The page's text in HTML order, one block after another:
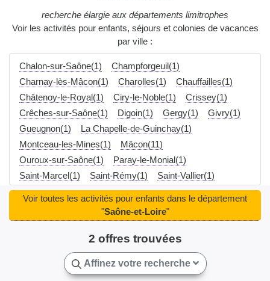
recherche élargie aux départements limitrophes
Voir les activités pour enfants, séjours et colonies de vacances
par ville :
Chalon-sur-Saône(1)
Champforgeuil(1)
Charnay-lès-Mâcon(1)
Charolles(1)
Chauffailles(1)
Châtenoy-le-Royal(1)
Ciry-le-Noble(1)
Crissey(1)
Crêches-sur-Saône(1)
Digoin(1) Gergy(1)
Givry(1)
Gueugnon(1)
La Chapelle-de-Guinchay(1)
Montceau-les-Mines(1)
Mâcon(11)
Ouroux-sur-Saône(1)
Paray-le-Monial(1)
Saint-Marcel(1)
Saint-Rémy(1)
Saint-Vallier(1)
Sanvignes-les-Mines(1)
Varennes-le-Grand(1)
2 offres trouvées
Voir toutes les activités pour enfants dans le département
"Saône-et-Loire"
Affinez votre recherche